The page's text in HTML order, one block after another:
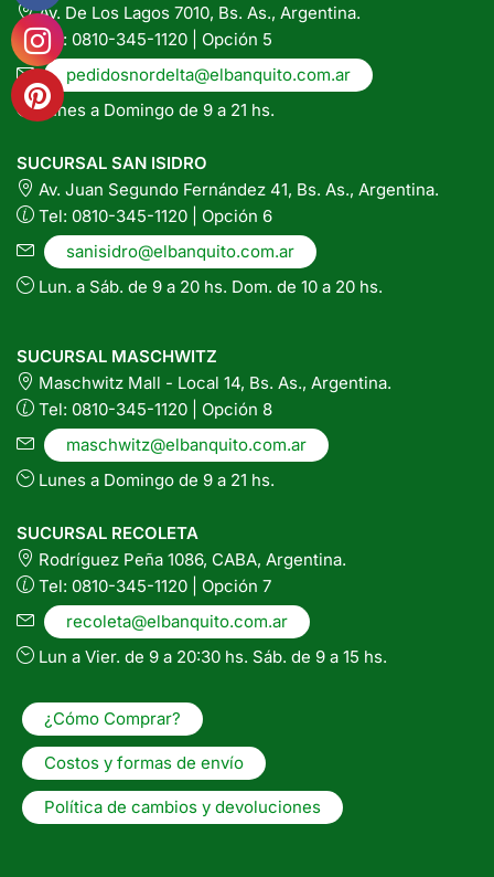
Av. De Los Lagos 7010, Bs. As., Argentina.
Tel: 0810-345-1120 | Opción 5
pedidosnordelta@elbanquito.com.ar
Lunes a Domingo de 9 a 21 hs.
SUCURSAL SAN ISIDRO
Av. Juan Segundo Fernández 41, Bs. As., Argentina.
Tel: 0810-345-1120 | Opción 6
sanisidro@elbanquito.com.ar
Lun. a Sáb. de 9 a 20 hs. Dom. de 10 a 20 hs.
SUCURSAL MASCHWITZ
Maschwitz Mall - Local 14, Bs. As., Argentina.
Tel: 0810-345-1120 | Opción 8
maschwitz@elbanquito.com.ar
Lunes a Domingo de 9 a 21 hs.
SUCURSAL RECOLETA
Rodríguez Peña 1086, CABA, Argentina.
Tel: 0810-345-1120 | Opción 7
recoleta@elbanquito.com.ar
Lun a Vier. de 9 a 20:30 hs. Sáb. de 9 a 15 hs.
¿Cómo Comprar?
Costos y formas de envío
Política de cambios y devoluciones